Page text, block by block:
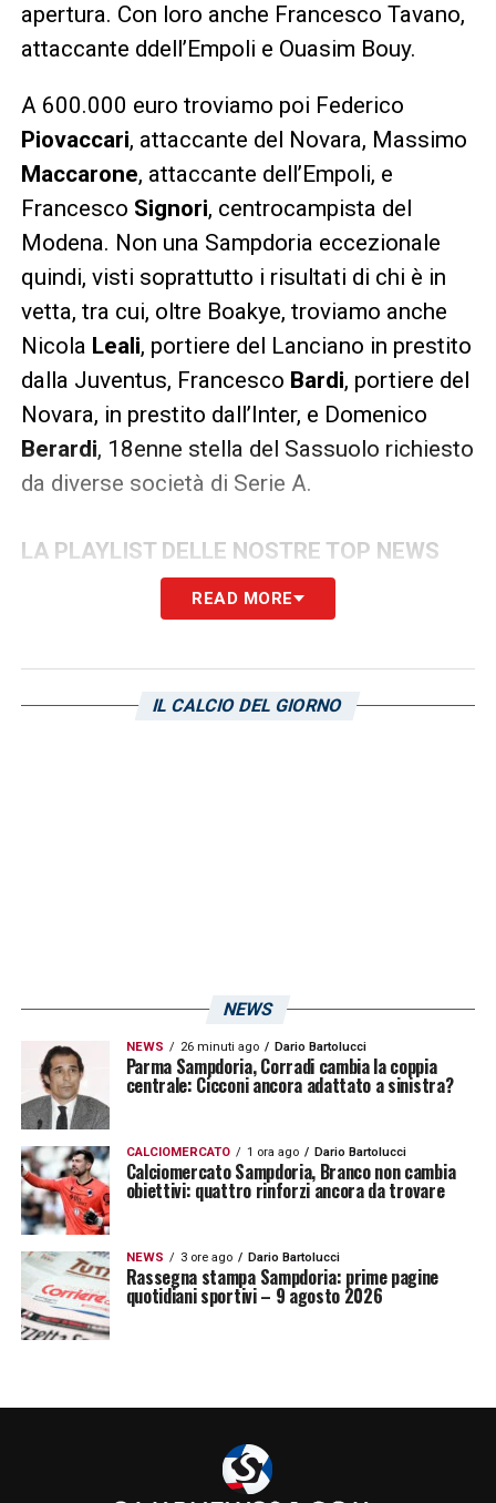
apertura. Con loro anche Francesco Tavano,
attaccante ddell’Empoli e Ouasim Bouy.
A 600.000 euro troviamo poi Federico
Piovaccari, attaccante del Novara, Massimo
Maccarone, attaccante dell’Empoli, e
Francesco Signori, centrocampista del
Modena. Non una Sampdoria eccezionale
quindi, visti soprattutto i risultati di chi è in
vetta, tra cui, oltre Boakye, troviamo anche
Nicola Leali, portiere del Lanciano in prestito
dalla Juventus, Francesco Bardi, portiere del
Novara, in prestito dall’Inter, e Domenico
Berardi, 18enne stella del Sassuolo richiesto
da diverse società di Serie A.
LA PLAYLIST DELLE NOSTRE TOP NEWS
READ MORE
IL CALCIO DEL GIORNO
NEWS
NEWS 26 minuti ago Dario Bartolucci
Parma Sampdoria, Corradi cambia la coppia
centrale: Cicconi ancora adattato a sinistra?
CALCIOMERCATO 1 ora ago Dario Bartolucci
Calciomercato Sampdoria, Branco non cambia
obiettivi: quattro rinforzi ancora da trovare
NEWS 3 ore ago Dario Bartolucci
Rassegna stampa Sampdoria: prime pagine
quotidiani sportivi – 9 agosto 2026